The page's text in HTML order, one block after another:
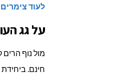
לעוד
על גג
מול נוף
חינם.